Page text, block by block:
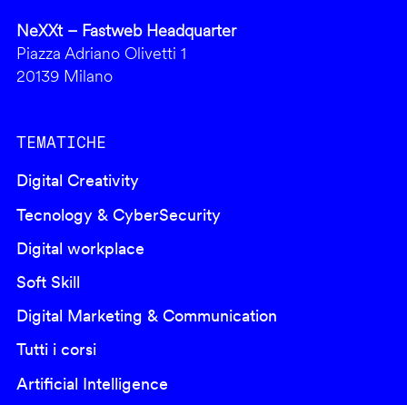
NeXXt – Fastweb Headquarter
Piazza Adriano Olivetti 1
20139 Milano
TEMATICHE
Digital Creativity
Tecnology & CyberSecurity
Digital workplace
Soft Skill
Digital Marketing & Communication
Tutti i corsi
Artificial Intelligence